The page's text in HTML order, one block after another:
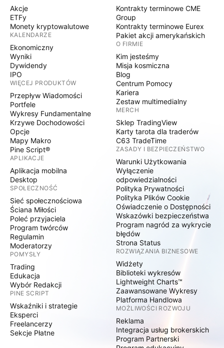
Akcje
ETFy
Monety kryptowalutowe
KALENDARZE
Ekonomiczny
Wyniki
Dywidendy
IPO
WIĘCEJ PRODUKTÓW
Przepływ Wiadomości
Portfele
Wykresy Fundamentalne
Krzywe Dochodowości
Opcje
Mapy Makro
Pine Script®
APLIKACJE
Aplikacja mobilna
Desktop
SPOŁECZNOŚĆ
Sieć społecznościowa
Ściana Miłości
Poleć przyjaciela
Program twórców
Regulamin
Moderatorzy
POMYSŁY
Trading
Edukacja
Wybór Redakcji
PINE SCRIPT
Wskaźniki i strategie
Eksperci
Freelancerzy
Sekcje Płatne
Kontrakty terminowe CME
Group
Kontrakty terminowe Eurex
Pakiet akcji amerykańskich
O FIRMIE
Kim jesteśmy
Misja kosmiczna
Blog
Centrum Pomocy
Kariera
Zestaw multimedialny
MERCH
Sklep TradingView
Karty tarota dla traderów
C63 TradeTime
ZASADY I BEZPIECZEŃSTWO
Warunki Użytkowania
Wyłączenie
odpowiedzialności
Polityka Prywatności
Polityka Plików Cookie
Oświadczenie o Dostępności
Wskazówki bezpieczeństwa
Program nagród za wykrycie
błędów
Strona Status
ROZWIĄZANIA BIZNESOWE
Widżety
Biblioteki wykresów
Lightweight Charts™
Zaawansowane Wykresy
Platforma Handlowa
MOŻLIWOŚCI ROZWOJU
Reklama
Integracja usług brokerskich
Program Partnerski